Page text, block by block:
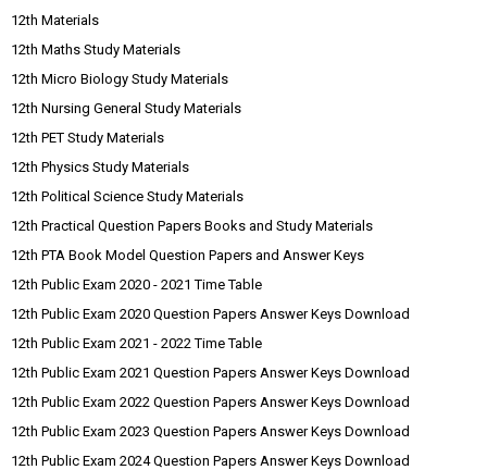
12th Materials
12th Maths Study Materials
12th Micro Biology Study Materials
12th Nursing General Study Materials
12th PET Study Materials
12th Physics Study Materials
12th Political Science Study Materials
12th Practical Question Papers Books and Study Materials
12th PTA Book Model Question Papers and Answer Keys
12th Public Exam 2020 - 2021 Time Table
12th Public Exam 2020 Question Papers Answer Keys Download
12th Public Exam 2021 - 2022 Time Table
12th Public Exam 2021 Question Papers Answer Keys Download
12th Public Exam 2022 Question Papers Answer Keys Download
12th Public Exam 2023 Question Papers Answer Keys Download
12th Public Exam 2024 Question Papers Answer Keys Download